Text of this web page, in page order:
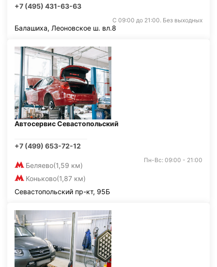
+7 (495) 431-63-63
С 09:00 до 21:00. Без выходных
Балашиха, Леоновское ш. вл.8
Автосервис Севастопольский
+7 (499) 653-72-12
Беляево(1,59 км)
Коньково(1,87 км)
Пн-Вс: 09:00 - 21:00
Севастопольский пр-кт, 95Б